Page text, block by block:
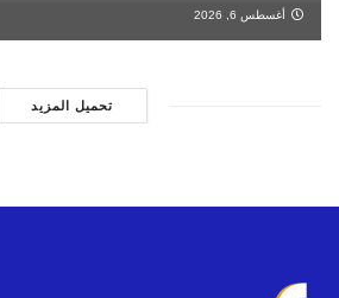
أغسطس 6, 2026
تحميل المزيد